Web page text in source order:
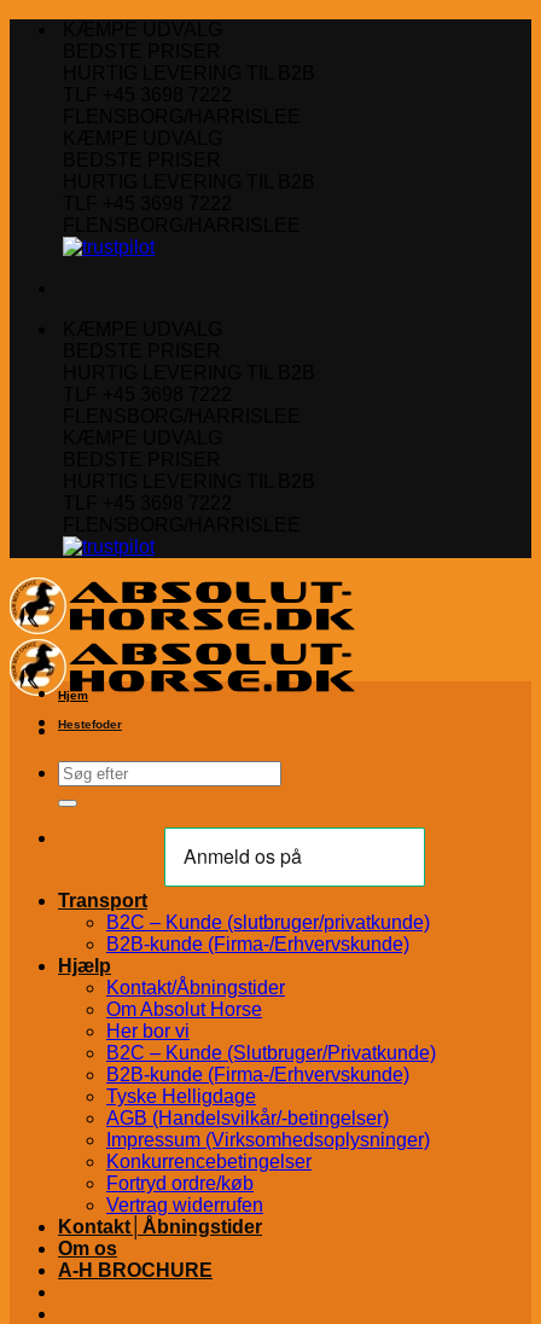
Søg
efter:
Transport
B2C – Kunde (slutbruger/privatkunde)
B2B-kunde (Firma-/Erhvervskunde)
Hjælp
Kontakt/Åbningstider
Om Absolut Horse
Her bor vi
B2C – Kunde (Slutbruger/Privatkunde)
B2B-kunde (Firma-/Erhvervskunde)
Tyske Helligdage
AGB (Handelsvilkår/-betingelser)
Impressum (Virksomhedsoplysninger)
Konkurrencebetingelser
Fortryd ordre/køb
Vertrag widerrufen
Kontakt│Åbningstider
Om os
A-H BROCHURE
Hjem
Hestefoder